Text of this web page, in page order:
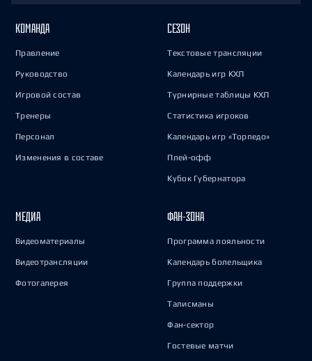
КОМАНДА
Правление
Руководство
Игровой состав
Тренеры
Персонал
Изменения в составе
СЕЗОН
Текстовые трансляции
Календарь игр КХЛ
Турнирные таблицы КХЛ
Статистика игроков
Календарь игр «Торпедо»
Плей-офф
Кубок Губернатора
МЕДИА
Видеоматериалы
Видеотрансляции
Фотогалерея
ФАН-ЗОНА
Программа лояльности
Календарь болельщика
Группа поддержки
Талисманы
Фан-сектор
Гостевые матчи